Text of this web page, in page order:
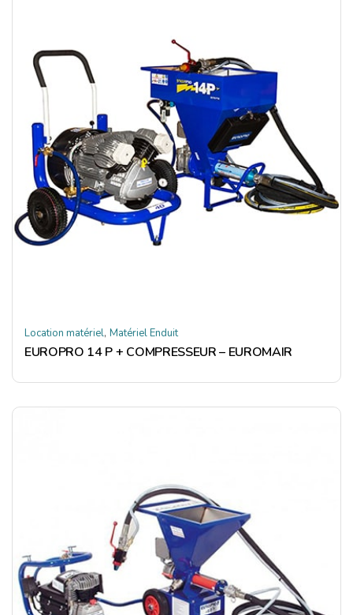
Location matériel, Matériel Enduit
EUROPRO 14 P + COMPRESSEUR – EUROMAIR